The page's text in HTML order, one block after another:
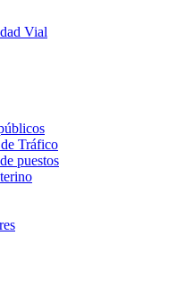
Vial
Tráfico
puestos